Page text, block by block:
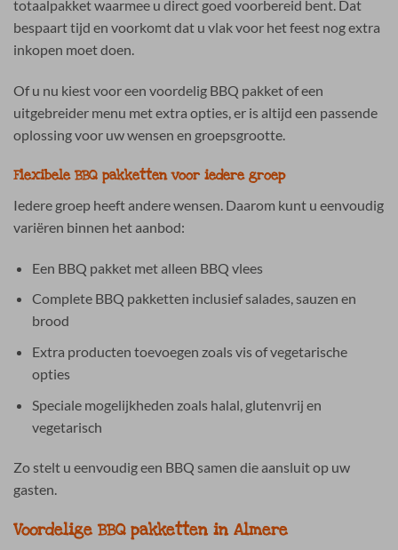
totaalpakket waarmee u direct goed voorbereid bent. Dat
bespaart tijd en voorkomt dat u vlak voor het feest nog extra
inkopen moet doen.
Of u nu kiest voor een voordelig BBQ pakket of een
uitgebreider menu met extra opties, er is altijd een passende
oplossing voor uw wensen en groepsgrootte.
Flexibele BBQ pakketten voor iedere groep
Iedere groep heeft andere wensen. Daarom kunt u eenvoudig
variëren binnen het aanbod:
Een BBQ pakket met alleen BBQ vlees
Complete BBQ pakketten inclusief salades, sauzen en
brood
Extra producten toevoegen zoals vis of vegetarische
opties
Speciale mogelijkheden zoals halal, glutenvrij en
vegetarisch
Zo stelt u eenvoudig een BBQ samen die aansluit op uw
gasten.
Voordelige BBQ pakketten in Almere